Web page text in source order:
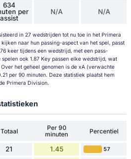
634
per
assist
N/A N/A
in 27 wedstrijden tot nu toe in het Primera
naar hun passing-aspect van het spel, passt
keer tijdens een wedstrijd, met een pass-
ook 1.87 Key passen elke wedstrijd, wat
het geheel genomen is de xA (verwachte
per 90 minuten. Deze statistiek plaatst hem
Primera Division.
Totaal
Per 90
minuten
Percentiel
21 1.45 57